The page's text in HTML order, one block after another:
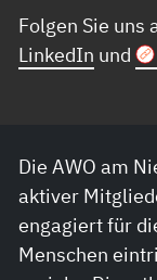
Folgen Sie uns
LinkedIn und
Die AWO am
aktiver
engagiert für
Menschen